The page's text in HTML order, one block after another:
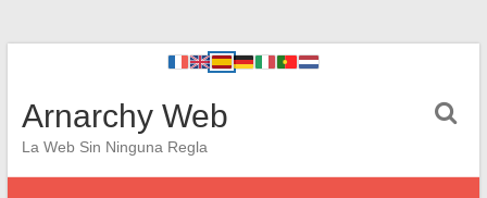
Arnarchy Web
La Web Sin Ninguna Regla